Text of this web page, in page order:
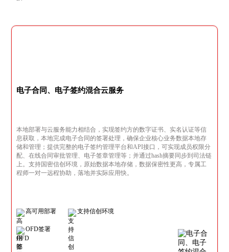
电子合同、电子签约混合云服务
本地部署与云服务能力相结合，实现签约方的数字证书、实名认证等信
息获取，本地完成电子合同的签署处理，确保企业核心业务数据本地存
储和管理；提供完整的电子签约管理平台和API接口，可实现成员权限分
配、在线合同审批管理、电子签章管理等；并通过hash摘要同步到司法链
上。支持国密信创环境，原始数据本地存储，数据保密性更高，专属工
程师一对一远程协助，落地并实际应用快。
高可用部署 支持信创环境
OFD签署